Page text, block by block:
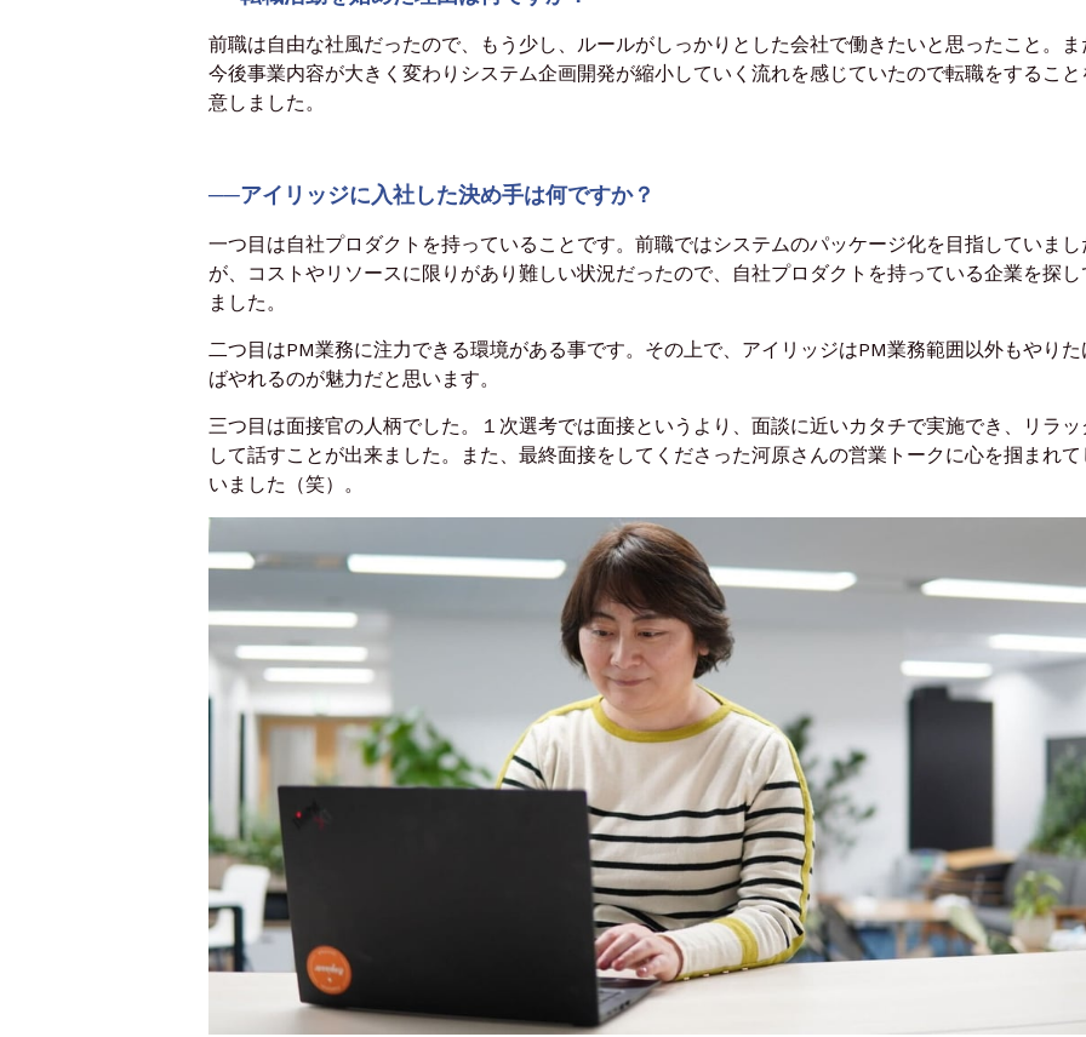
前職は自由な社風だったので、もう少し、ルールがしっかりとした会社で働きたいと思ったこと。ま
今後事業内容が大きく変わりシステム企画開発が縮小していく流れを感じていたので転職をすること
意しました。
──アイリッジに入社した決め手は何ですか？
一つ目は自社プロダクトを持っていることです。前職ではシステムのパッケージ化を目指していまし
が、コストやリソースに限りがあり難しい状況だったので、自社プロダクトを持っている企業を探し
ました。
二つ目はPM業務に注力できる環境がある事です。その上で、アイリッジはPM業務範囲以外もやりた
ばやれるのが魅力だと思います。
三つ目は面接官の人柄でした。１次選考では面接というより、面談に近いカタチで実施でき
、リラ
して話すことが出来ました。また、最終面接をしてくださった河原さんの営業トークに心を掴まれて
いました（笑）。